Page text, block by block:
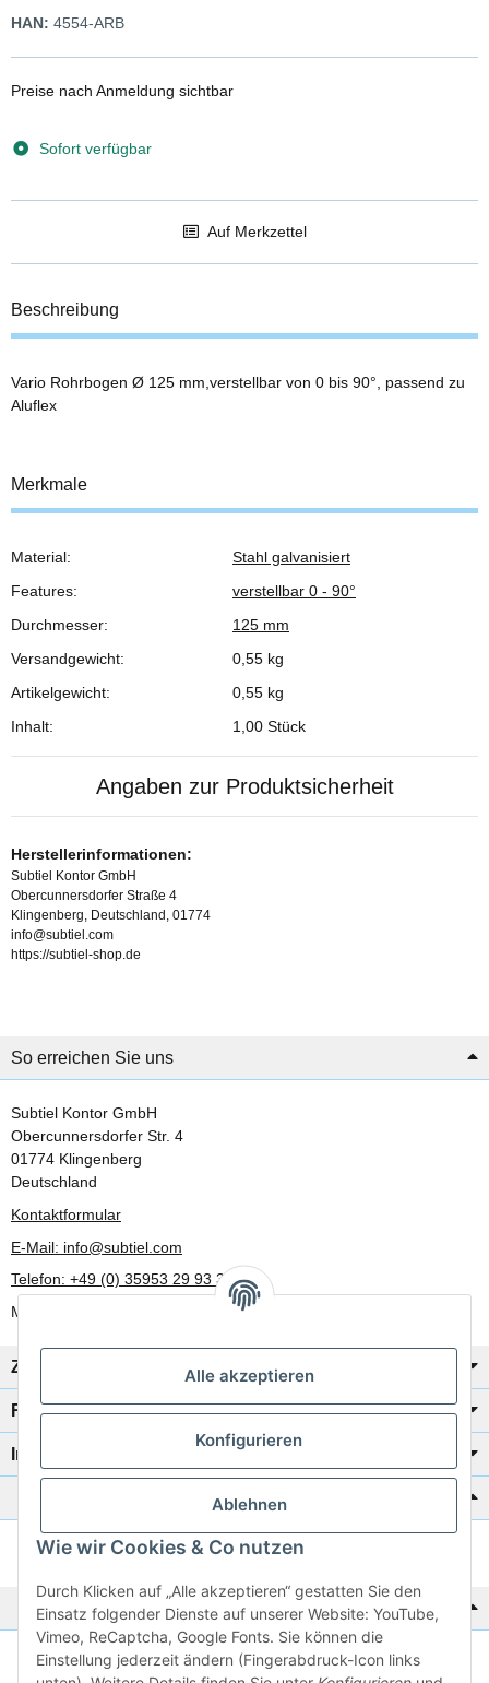
Alle akzeptieren
Konfigurieren
Ablehnen
Wie wir Cookies & Co nutzen
Durch Klicken auf „Alle akzeptieren“ gestatten Sie den
Einsatz folgender Dienste auf unserer Website: YouTube,
Vimeo, ReCaptcha, Google Fonts. Sie können die
Einstellung jederzeit ändern (Fingerabdruck-Icon links
HAN: 4554-ARB
Preise nach Anmeldung sichtbar
Sofort verfügbar
Auf Merkzettel
Beschreibung
Vario Rohrbogen Ø 125 mm,verstellbar von 0 bis 90°, passend zu
Aluflex
Merkmale
Produkteigenschaft
Wert
Material:
Stahl galvanisiert
Features:
verstellbar 0 - 90°
Durchmesser:
125 mm
Versandgewicht:
0,55 kg
Artikelgewicht:
0,55 kg
Inhalt:
1,00 Stück
Angaben zur Produktsicherheit
Herstellerinformationen:
Subtiel Kontor GmbH
Obercunnersdorfer Straße 4
Klingenberg, Deutschland, 01774
info@subtiel.com
https://subtiel-shop.de
So erreichen Sie uns
Subtiel Kontor GmbH
Obercunnersdorfer Str. 4
01774 Klingenberg
Deutschland
Kontaktformular
E-Mail: info@subtiel.com
Telefon: +49 (0) 35953 29 93 30
Mo-Fr: 8:00 Uhr - 17:00 Uhr
Zahlung/Versand
Rechtliches
Informationen
Katalog zur Hand?
Zur Schnellbestellung
Noch kein Katalog?
Preisliste anschauen